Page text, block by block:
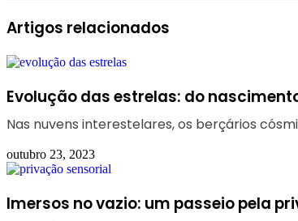
Facebook
Linkedin
WhatsApp
Telegram
Artigos relacionados
Evolução das estrelas: do
Nas nuvens interestelares, os berçários
outubro 23, 2023
Imersos no vazio: um passeio pela